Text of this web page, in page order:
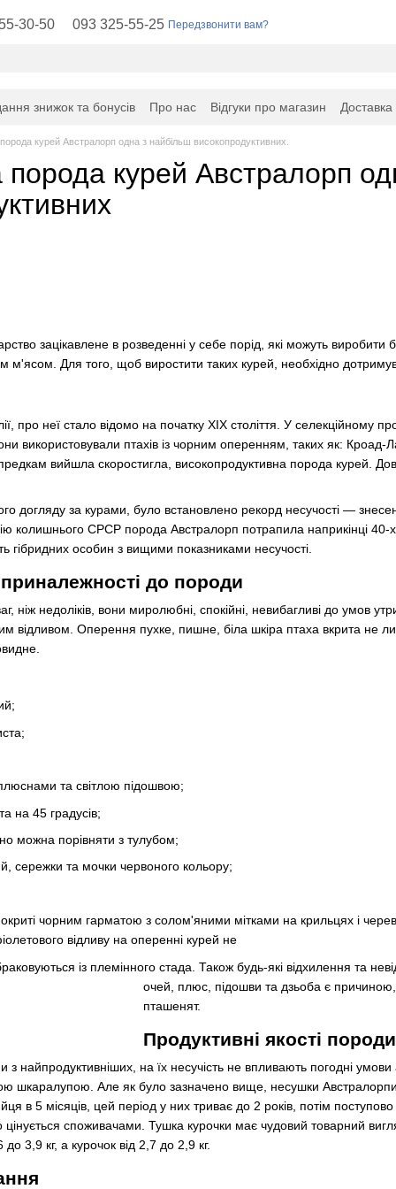
30-50 093 325-55-25 Передзвонити вам?
знижок та бонусів Про нас Відгуки про магазин
курей Австралорп одна з найбільш високопродуктивних.
курей Австралорп
зацікавлене в розведенні у себе порід, які можуть
м'ясом. Для того, щоб виростити таких курей, необхідно
про неї стало відомо на початку ХІХ століття. У селекційному
використовували птахів із чорним оперенням, таких як: Кроад-
вийшла скоростигла, високопродуктивна порода курей.
догляду за курами, було встановлено рекорд несучості —
колишнього СРСР порода Австралорп потрапила наприкінці 40-х
гібридних особин з вищими показниками несучості.
до породи
ніж недоліків, вони миролюбні, спокійні, невибагливі до умов
відливом. Оперення пухке, пишне, біла шкіра птаха вкрита
та світлою підошвою;
на 45 градусів;
можна порівняти з тулубом;
сережки та мочки червоного кольору;
чорним гарматою з солом'яними мітками на крильцях і
відливу на оперенні курей не
із племінного стада. Також будь-які відхилення та
очей, плюс, підошви та дзьоба є
пташенят.
Продуктивні якості породи
найпродуктивніших, на їх несучість не впливають погодні
шкаралупою. Але як було зазначено вище, несушки
в 5 місяців, цей період у них триває до 2 років, потім
цінується споживачами. Тушка курочки має чудовий товарний
3,9 кг, а курочок від 2,7 до 2,9 кг.